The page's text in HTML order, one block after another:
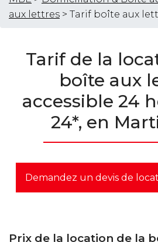
aux lettres > Tarif boîte aux
Tarif de la
boîte aux
accessible 24
24*, en
Demandez un devis de
Prix de la location de la